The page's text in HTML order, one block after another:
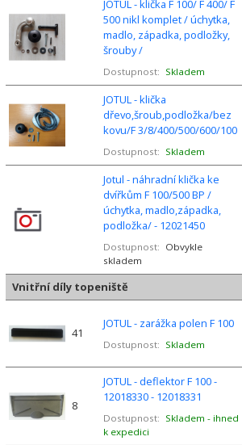
JOTUL - klička F 100/ F 400/ F
500 nikl komplet / úchytka,
madlo, západka, podložky,
šrouby /
Dostupnost: Skladem
JOTUL - klička
dřevo,šroub,podložka/bez
kovu/F 3/8/400/500/600/100
Dostupnost: Skladem
Jotul - náhradní klička ke
dvířkům F 100/500 BP /
úchytka, madlo,západka,
podložka/ - 12021450
Dostupnost: Obvykle
skladem
Vnitřní díly topeniště
41
JOTUL - zarážka polen F 100
Dostupnost: Skladem
8
JOTUL - deflektor F 100 -
12018330 - 12018331
Dostupnost: Skladem - ihned
k expedici